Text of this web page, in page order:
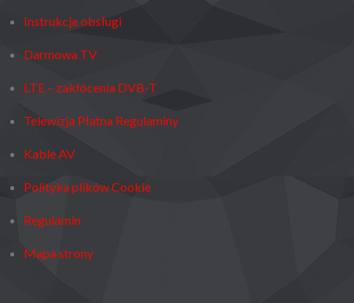
Instrukcje obsługi
Darmowa TV
LTE – zakłócenia DVB-T
Telewizja Płatna Regulaminy
Kable AV
Polityka plików Cookie
Regulamin
Mapa strony